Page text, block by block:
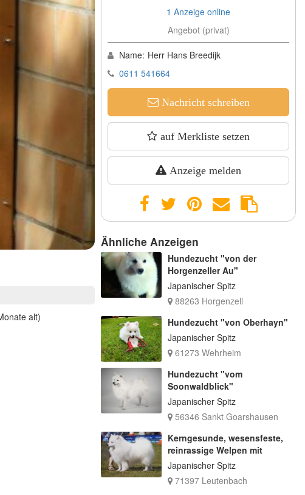
alt)
1 Anzeige online
Angebot (privat)
Name: Herr Hans Breedijk
0611 541664
Nachricht schreiben
auf Merkliste setzen
Anzeige melden
Ähnliche Anzeigen
Hundezucht "von der
Horgenzeller Au"
Japanischer Spitz
88263 Horgenzell
Hundezucht "von Oberhayn"
Japanischer Spitz
61273 Wehrheim
Hundezucht "vom
Soonwaldblick"
Japanischer Spitz
56346 Sankt Goarshausen
Kerngesunde, wesensfeste,
reinrassige Welpen mit
Japanischer Spitz
71397 Leutenbach